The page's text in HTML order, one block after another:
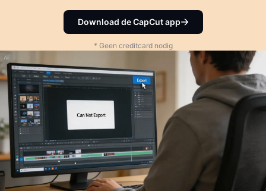
AI-afbeeldingsverbeteraar
Dreamina Seedance 2.5
Gemini Omni
Tekst en audio
Automatische ondertitels
Ondertitelsjablonen
Sociale media
Marketing
Lifestyle en vlogs
Aangepast ontwerp
Meer
Jubileumsjablonen
Effectsjablonen
Zakelijke sjablonen
Branchesjablonen
Samenvattingssjablonen
Creatief partnerprogramma
CapCut Creatieve Campus
Help
Vertrouwenscentrum
Hulpcentrum
Perskamer
Download de CapCut app
* Geen creditcard nodig